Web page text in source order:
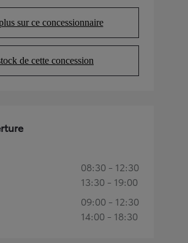
sur ce concessionnaire
(Opens in new tab)
de cette concession
(Opens in new tab)
08:30 - 12:30
13:30 - 19:00
09:00 - 12:30
14:00 - 18:30